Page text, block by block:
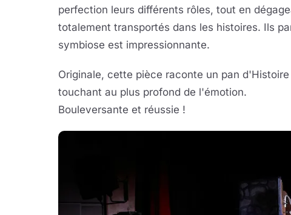
perfection leurs différents rôles, tout en
totalement transportés dans les histoires. Ils
symbiose est impressionnante.
Originale, cette pièce raconte un pan
touchant au plus profond de l'émotion.
Bouleversante et réussie !